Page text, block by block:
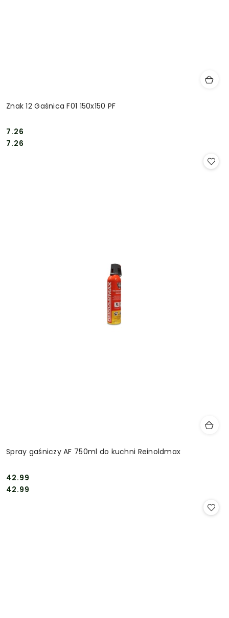
Znak 12 Gaśnica F01 150x150 PF
Cena:
7.26
Cena:
7.26
Spray gaśniczy AF 750ml do kuchni Reinoldmax
Cena:
42.99
Cena:
42.99